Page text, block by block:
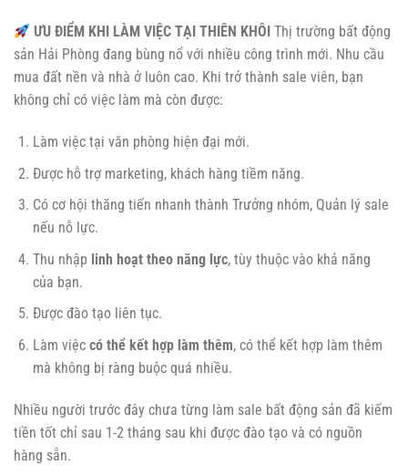
ƯU ĐIỂM KHI LÀM VIỆC TẠI THIÊN KHÔI Thị trường bất động
sản Hải Phòng đang bùng nổ với nhiều công trình mới. Nhu cầu
mua đất nền và nhà ở luôn cao. Khi trở thành sale viên, bạn
không chỉ có việc làm mà còn được:
Làm việc tại văn phòng hiện đại mới.
Được hỗ trợ marketing, khách hàng tiềm năng.
Có cơ hội thăng tiến nhanh thành Trưởng nhóm, Quản lý sale
nếu nỗ lực.
Thu nhập linh hoạt theo năng lực, tùy thuộc vào khả năng
của bạn.
Được đào tạo liên tục.
Làm việc có thể kết hợp làm thêm, có thể kết hợp làm thêm
mà không bị ràng buộc quá nhiều.
Nhiều người trước đây chưa từng làm sale bất động sản đã kiếm
tiền tốt chỉ sau 1-2 tháng sau khi được đào tạo và có nguồn
hàng sẵn.